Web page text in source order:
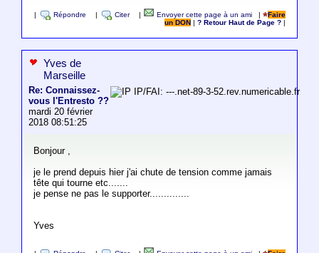
Répondre Citer Envoyer cette page à un ami |
Faire
un DON
|? Retour Haut de Page ?
Yves de
Marseille
Re: Connaissez-
vous l'Entresto ??
mardi 20 février
2018 08:51:25
IP/FAI: ---.net-89-3-52.rev.numericable.fr
Bonjour ,
je le prend depuis hier j'ai chute de tension comme jamais
tête qui tourne etc.......
je pense ne pas le supporter..............
Yves